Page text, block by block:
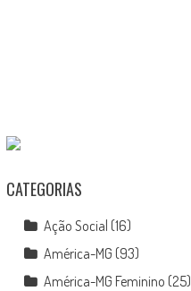
CATEGORIAS
Ação Social (16)
América-MG (93)
América-MG Feminino (25)